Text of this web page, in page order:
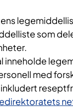
som
inneholde
med
inkludert